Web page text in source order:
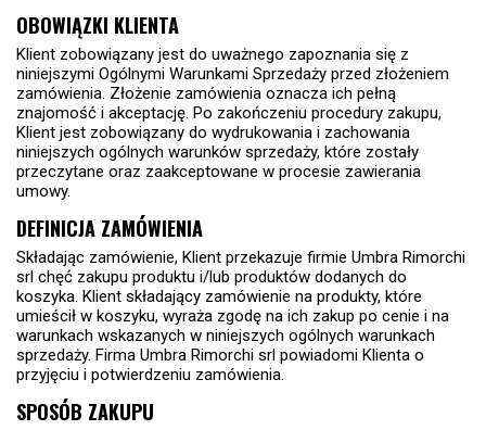
OBOWIĄZKI KLIENTA
Klient zobowiązany jest do uważnego zapoznania się z
niniejszymi Ogólnymi Warunkami Sprzedaży przed złożeniem
zamówienia. Złożenie zamówienia oznacza ich pełną
znajomość i akceptację. Po zakończeniu procedury zakupu,
Klient jest zobowiązany do wydrukowania i zachowania
niniejszych ogólnych warunków sprzedaży, które zostały
przeczytane oraz zaakceptowane w procesie zawierania
umowy.
DEFINICJA ZAMÓWIENIA
Składając zamówienie, Klient przekazuje firmie Umbra Rimorchi
srl chęć zakupu produktu i/lub produktów dodanych do
koszyka. Klient składający zamówienie na produkty, które
umieścił w koszyku, wyraża zgodę na ich zakup po cenie i na
warunkach wskazanych w niniejszych ogólnych warunkach
sprzedaży. Firma Umbra Rimorchi srl powiadomi Klienta o
przyjęciu i potwierdzeniu zamówienia.
SPOSÓB ZAKUPU